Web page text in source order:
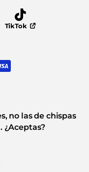
TikTok
no las de chispas
¿Aceptas?